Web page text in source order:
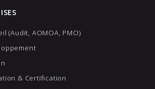
(Audit, AOMOA, PMO)
& Certification